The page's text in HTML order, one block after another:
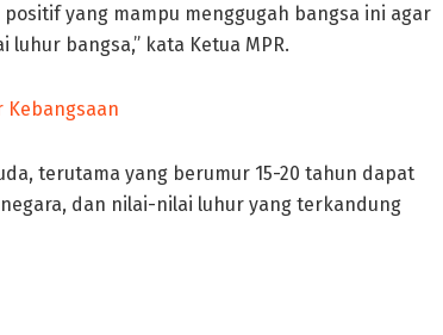
yang mampu menggugah bangsa ini agar
bangsa,” kata Ketua MPR.
Kebangsaan
terutama yang berumur 15-20 tahun dapat
dan nilai-nilai luhur yang terkandung